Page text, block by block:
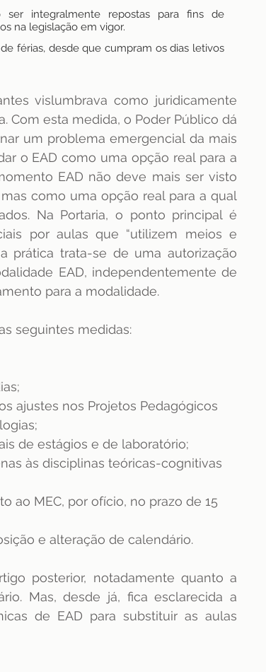
ser integralmente repostas para fins de
na legislação em vigor.
férias, desde que cumpram os dias letivos
vislumbrava como juridicamente
Com esta medida, o Poder Público dá
um problema emergencial da mais
o EAD como uma opção real para a
EAD não deve mais ser visto
como uma opção real para a qual
Na Portaria, o ponto principal é
por aulas que “utilizem meios e
prática trata-se de uma autorização
EAD, independentemente de
para a modalidade.
seguintes medidas:
ajustes nos Projetos Pedagógicos
de estágios e de laboratório;
às disciplinas teóricas-cognitivas
ao MEC, por ofício, no prazo de 15
e alteração de calendário.
posterior, notadamente quanto a
Mas, desde já, fica esclarecida a
de EAD para substituir as aulas